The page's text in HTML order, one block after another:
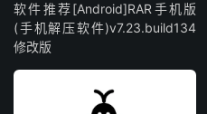
软件推荐[Android]RAR手机版
(手机解压软件)v7.23.build134
修改版